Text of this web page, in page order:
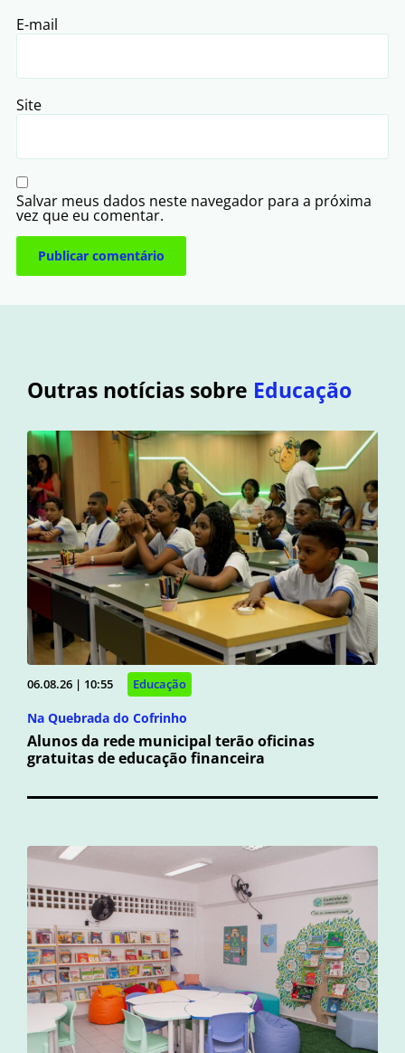
E-mail
Site
Salvar meus dados neste navegador para a próxima
vez que eu comentar.
Outras notícias sobre Educação
06.08.26 | 10:55 Educação
Na Quebrada do Cofrinho
Alunos da rede municipal terão oficinas
gratuitas de educação financeira